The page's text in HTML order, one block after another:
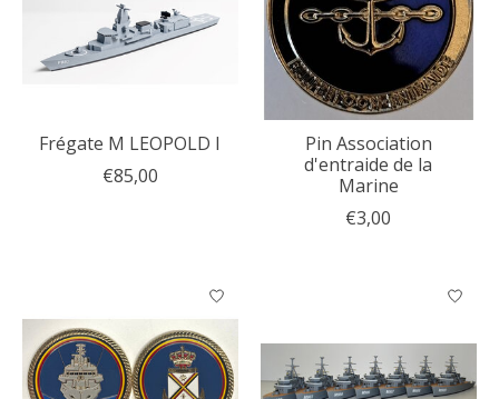
Frégate M LEOPOLD I
€85,00
Pin Association
d'entraide de la
Marine
€3,00